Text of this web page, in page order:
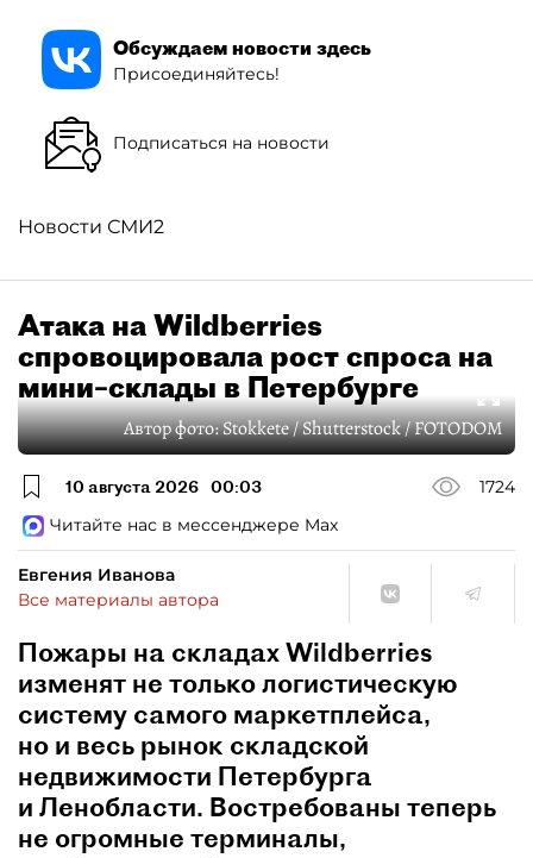
Обсуждаем новости здесь
Присоединяйтесь!
Подписаться на новости
Новости СМИ2
Атака на Wildberries
спровоцировала рост спроса на
мини–склады в Петербурге
Автор фото:Stokkete / Shutterstock / FOTODOM
10 августа 2026 00:03
1724
Читайте нас в мессенджере Max
Евгения Иванова
Все материалы автора
Пожары на складах Wildberries
изменят не только логистическую
систему самого маркетплейса,
но и весь рынок складской
недвижимости Петербурга
и Ленобласти. Востребованы теперь
не огромные терминалы,